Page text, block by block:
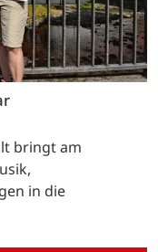
bringt am
in die